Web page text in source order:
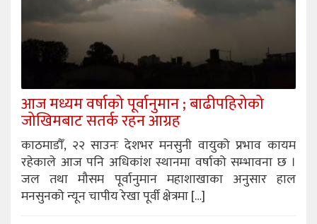
आज मध्यम वर्षाको पूर्वानुमान ; बाढीपहिरोको
जोखिमबाट सतर्क रहन आग्रह
काठमाडौँ, २२ साउनः देशभर मनसुनी वायुको प्रभाव कायम
रहेकाले आज पनि अधिकांश स्थानमा वर्षाको सम्भावना छ ।
जल तथा मौसम पूर्वानुमान महाशाखाका अनुसार हाल
मनसुनको न्यून चापीय रेखा पूर्वी क्षेत्रमा […]